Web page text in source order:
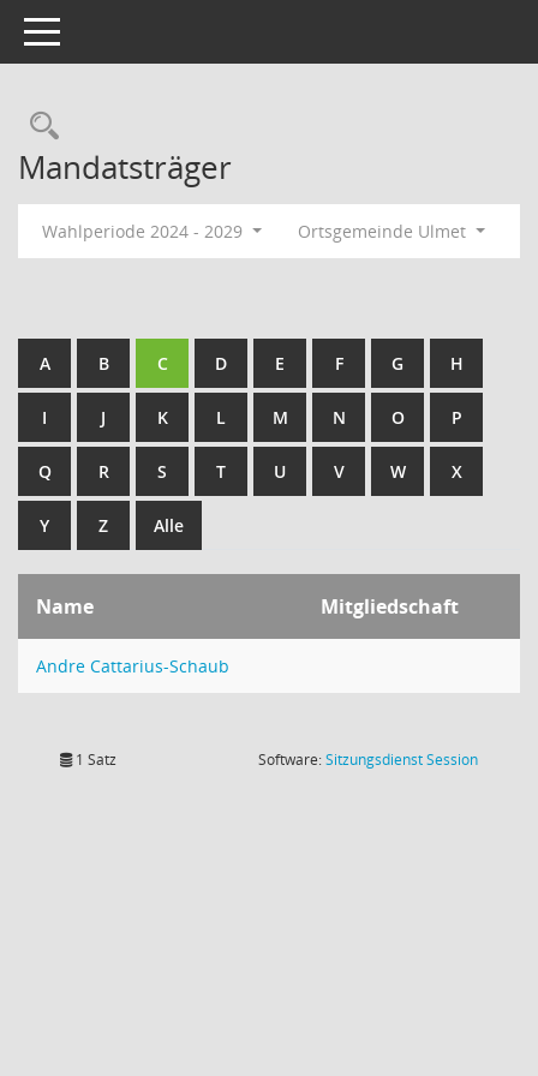
Toggle navigation
Rechercheauswahl
Mandatsträger
Wahlperiode 2024 - 2029 Ortsgemeinde Ulmet
A B C D E F G H
I J K L M N O P
Q R S T U V W X
Y Z Alle
Name Mitgliedschaft
Andre Cattarius-Schaub
1 Satz Software:SitzungsdienstSession(Wird in